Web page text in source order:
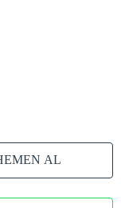
AL